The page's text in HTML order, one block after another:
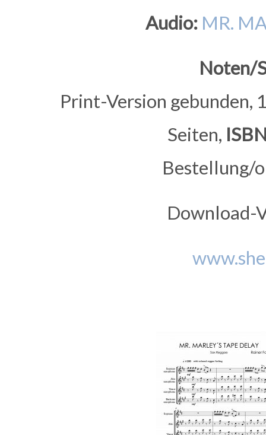
Audio: MR.
Noten/
Print-Version gebunden,
Seiten,
Bestellung/
Download-